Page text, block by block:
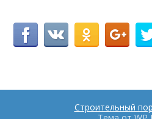
Строительный